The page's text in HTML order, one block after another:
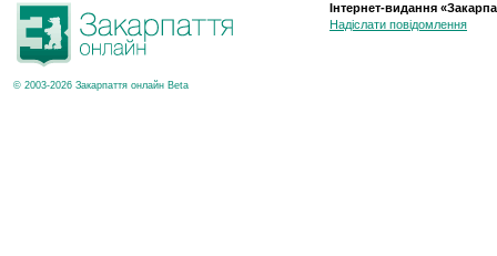
© 2003-2026 Закарпаття онлайн Beta
Інтернет-видання
Надіслати повідомлення